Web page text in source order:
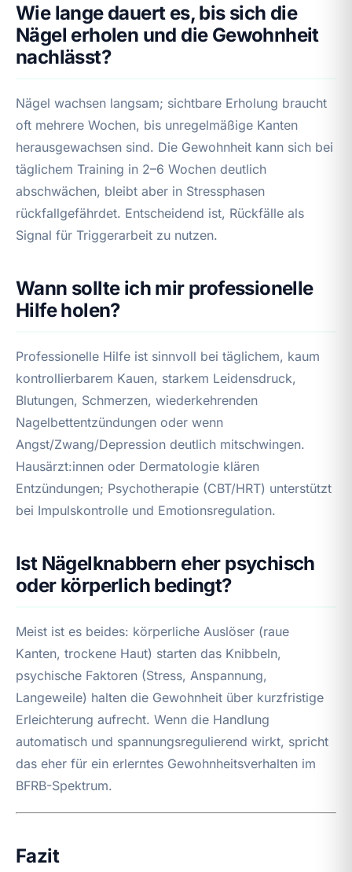
Wie lange dauert es, bis sich die
Nägel erholen und die Gewohnheit
nachlässt?
Nägel wachsen langsam; sichtbare Erholung braucht
oft mehrere Wochen, bis unregelmäßige Kanten
herausgewachsen sind. Die Gewohnheit kann sich bei
täglichem Training in 2–6 Wochen deutlich
abschwächen, bleibt aber in Stressphasen
rückfallgefährdet. Entscheidend ist, Rückfälle als
Signal für Triggerarbeit zu nutzen.
Wann sollte ich mir professionelle
Hilfe holen?
Professionelle Hilfe ist sinnvoll bei täglichem, kaum
kontrollierbarem Kauen, starkem Leidensdruck,
Blutungen, Schmerzen, wiederkehrenden
Nagelbettentzündungen oder wenn
Angst/Zwang/Depression deutlich mitschwingen.
Hausärzt:innen oder Dermatologie klären
Entzündungen; Psychotherapie (CBT/HRT) unterstützt
bei Impulskontrolle und Emotionsregulation.
Ist Nägelknabbern eher psychisch
oder körperlich bedingt?
Meist ist es beides: körperliche Auslöser (raue
Kanten, trockene Haut) starten das Knibbeln,
psychische Faktoren (Stress, Anspannung,
Langeweile) halten die Gewohnheit über kurzfristige
Erleichterung aufrecht. Wenn die Handlung
automatisch und spannungsregulierend wirkt, spricht
das eher für ein erlerntes Gewohnheitsverhalten im
BFRB-Spektrum.
Fazit